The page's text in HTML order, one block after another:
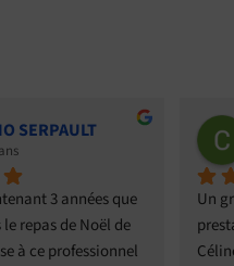
Élisa R
Excellent, du cocktail au
!Franck nous a
le choix des pièces de